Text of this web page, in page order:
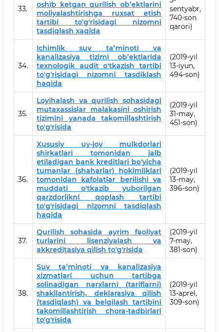
33.
oshib ketgan qurilish obʼektlarini
moliyalashtirishga ruxsat etish
tartibi to'g'risidagi nizomni
tasdiqlash xaqida
sentyabr,
740-son
qarori)
34.
Ichimlik suv taʼminoti va
kanalizasiya tizimi obʼektlarida
texnologik audit o'tkazish tartibi
to'g'risidagi nizomni tasdiklash
haqida
(2019-yil
13-iyun,
494-son)
35.
Loyihalash va qurilish sohasidagi
mutaxassislar malakasini oshirish
tizimini yanada takomillashtirish
to'g'risida
(2019-yil
31-may,
451-son)
36.
Xususiy uy-joy mulkdorlari
shirkatlari tomonidan jalb
etiladigan bank kreditlari bo'yicha
tumanlar (shaharlar) hokimliklari
tomonidan kafolatlar berilishi va
muddati o'tkazib yuborilgan
qarzdorlikni qoplash tartibi
to'g'risidagi nizomni tasdiqlash
haqida
(2019-yil
13-may,
396-son)
37.
Qurilish sohasida ayrim faoliyat
turlarini lisenziyalash va
akkreditasiya qilish to'g'risida
(2019-yil
7-may,
381-son)
38.
Suv taʼminoti va kanalizasiya
xizmatlari uchun tartibga
solinadigan narxlarni (tariflarni)
shakllantirish, deklarasiya qilish
(tasdiqlash) va belgilash tartibini
takomillashtirish chora-tadbirlari
to'g'risida
(2019-yil
13-aprel,
309-son)